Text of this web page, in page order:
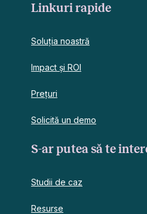
Linkuri rapide
Soluția noastră
Impact și ROI
Prețuri
Solicită un demo
S-ar putea să te
Studii de caz
Resurse